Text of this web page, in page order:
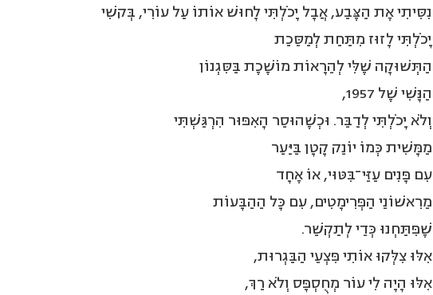
נִסִּיתִי אֶת הַצֶּבַע, אֲבָל יָכֹלְתִּי לָחוּשׁ אוֹתוֹ עַל עוֹרִי, בְּקשִׁי
יָכֹלְתִּי לָזוּז מִתַּחַת לְמַסֵּכַת
הַתְּשׁוּקָה שֶׁלִּי לְהֵרָאוֹת מוֹשֶׁכֶת בַּסִּגְנוֹן
הַנָּשִׁי שֶׁל 1957,
וְלֹא יָכֹלְתִּי לְדַבֵּר. וּכְשֶׁהוּסַר הָאִפּוּר הִרְגַּשְׁתִּי
מַמָּשִׁית כְּמוֹ יוֹנֵק קָטָן בַּיַּעַר
עִם פָּנִים עַזֵּי־בִּטּוּי, אוֹ אֶחָד
מֵרִאשׁוֹנֵי הַפְּרִימָטִים, עִם כָּל הַהַבָּעוֹת
שֶׁפִּתַּחְנוּ כְּדֵי לְתַקְשֵׁר.
אִלּוּ צִלְּקוּ אוֹתִי פִּצְעֵי הַבַּגְרוּת,
אִלּוּ הָיָה לִי עוֹר מְחֻסְפָּס וְלֹא רַךְ,